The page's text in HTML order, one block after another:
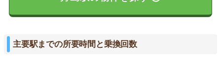
主要駅までの所要時間と乗換回数